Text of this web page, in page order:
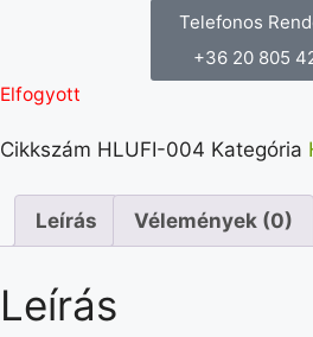
Telefonos
+36 20 805
Elfogyott
Cikkszám HLUFI-004 Kategória
Leírás Vélemények (0)
Leírás